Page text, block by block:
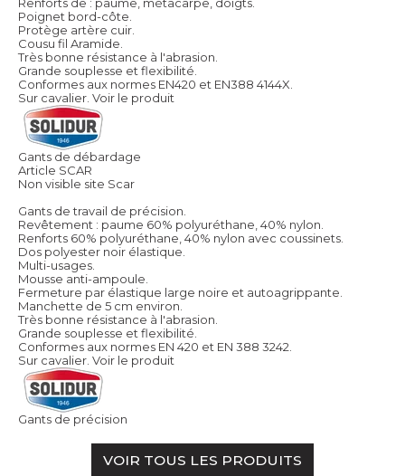
Poignet bord-côte.
Protège artère cuir.
Cousu fil Aramide.
Très bonne résistance à l'abrasion.
Grande souplesse et flexibilité.
Conformes aux normes EN420 et EN388 4144X.
Sur cavalier. Voir le produit
Gants de débardage
Article SCAR
Non visible site Scar
Gants de travail de précision.
Revêtement : paume 60% polyuréthane, 40% nylon.
Renforts 60% polyuréthane, 40% nylon avec coussinets.
Dos polyester noir élastique.
Multi-usages.
Mousse anti-ampoule.
Fermeture par élastique large noire et autoagrippante.
Manchette de 5 cm environ.
Très bonne résistance à l'abrasion.
Grande souplesse et flexibilité.
Conformes aux normes EN 420 et EN 388 3242.
Sur cavalier. Voir le produit
Gants de précision
VOIR TOUS LES PRODUITS